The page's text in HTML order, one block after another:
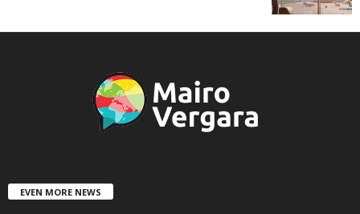
EVEN MORE NEWS